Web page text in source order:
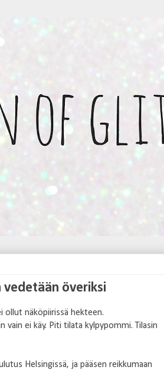
vedetään överiksi
ollut näköpiirissä hekteen.
ei käy. Piti tilata kylpypommi. Tilasin
Helsingissä, ja pääsen reikkumaan